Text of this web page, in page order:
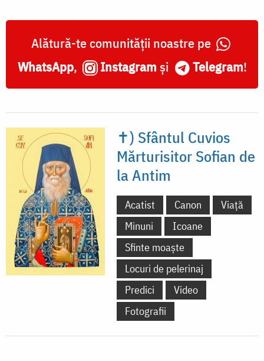
Alătură-te comunității noastre pe
WhatsApp, Instagram și Telegram!
✝) Sfântul Cuvios
Mărturisitor Sofian de
la Antim
Acatist Canon
Viață
Minuni
Icoane
Sfinte moaște
Locuri de pelerinaj
Predici
Video
Fotografii